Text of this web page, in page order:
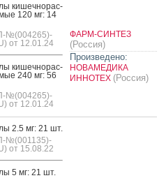
ки­шеч­но­рас­
120 мг: 14
№(004265)-
от 12.01.24
ки­шеч­но­рас­
240 мг: 56
№(004265)-
от 12.01.24
ФАРМ-СИНТЕЗ
(Россия)
Произведено:
НОВАМЕДИКА
ИННОТЕХ (Россия)
2.5 мг: 21 шт.
№(001135)-
от 15.08.22
5 мг: 21 шт.